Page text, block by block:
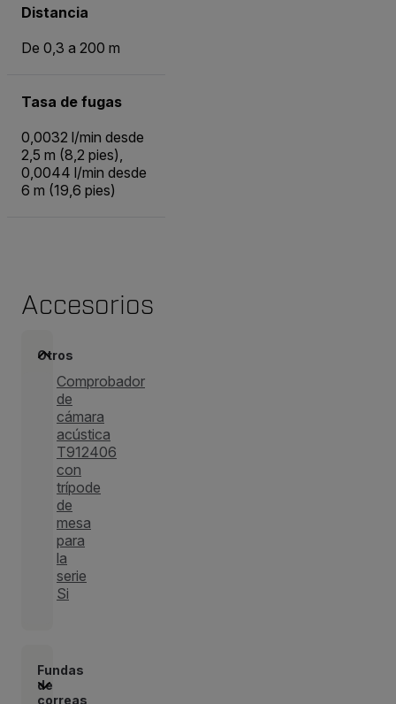
Distancia
De 0,3 a 200 m
Tasa de fugas
0,0032 l/min desde
2,5 m (8,2 pies),
0,0044 l/min desde
6 m (19,6 pies)
Accesorios
Otros
Comprobador
de
cámara
acústica
T912406
con
trípode
de
mesa
para
la
serie
Si
Fundas
de
correas